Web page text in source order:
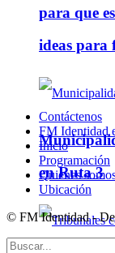
para que
ideas para
en Ruta 3
Contáctenos
FM Identidad
Inicio
Programación
Quienes
Ubicación
© FM Identidad -